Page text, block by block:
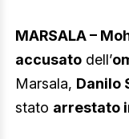
MARSALA –
accusato dell’
Marsala, Danilo
stato arrestato